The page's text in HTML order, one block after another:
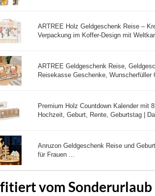
ARTREE Holz Geldgeschenk Reise –
Verpackung im Koffer-Design mit
ARTREE Geldgeschenk Reise,
Reisekasse Geschenke, Wunscherfüller
Premium Holz Countdown Kalender mit
Hochzeit, Geburt, Rente, Geburtstag |
Anruzon Geldgeschenk Reise und
für Frauen ...
vom Sonderurlaub